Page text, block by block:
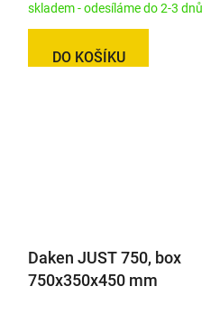
skladem - odesíláme do 2-3 dnů
DO KOŠÍKU
Daken JUST 750, box
750x350x450 mm